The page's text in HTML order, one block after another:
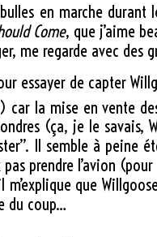
en marche
Come, que j’aime
me regarde avec des
essayer de capter
car la mise en vente
(ça, je le
Il semble à
prendre l’avion
que
du coup…